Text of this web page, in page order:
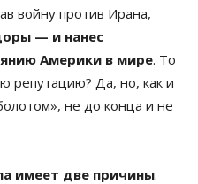
войну против Ирана,
— и нанес
Америки в мире. То
репутацию? Да, но, как и
не до конца и не
имеет две причины.